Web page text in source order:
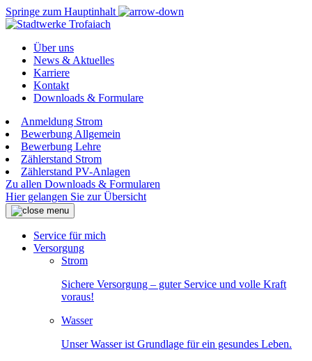
Springe zum Hauptinhalt
Über uns
News & Aktuelles
Karriere
Kontakt
Downloads & Formulare
Anmeldung Strom
Bewerbung Allgemein
Bewerbung Lehre
Zählerstand Strom
Zählerstand PV-Anlagen
Zu allen Downloads & Formularen
Hier gelangen Sie zur Übersicht
Service für mich
Versorgung
Strom
Sichere Versorgung – guter Service und volle Kraft
voraus!
Wasser
Unser Wasser ist Grundlage für ein gesundes Leben.